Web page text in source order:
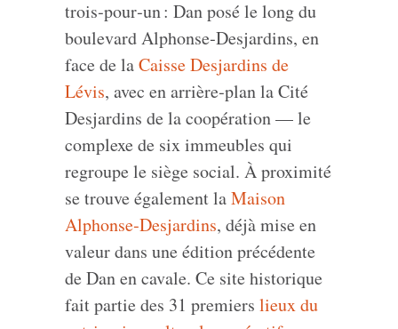
trois‑pour‑un : Dan posé le long du
boulevard Alphonse‑Desjardins, en
face de laCaisse Desjardins de
Lévis, avec en arrière‑plan la Cité
Desjardins de la coopération — le
complexe de six immeubles qui
regroupe le siège social. À proximité
se trouve également laMaison
Alphonse‑Desjardins, déjà mise en
valeur dans une édition précédente
de Dan en cavale. Ce site historique
fait partie des 31 premierslieux du